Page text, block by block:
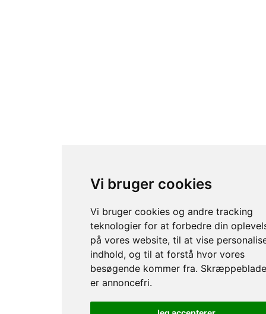
Vi bruger cookies
Vi bruger cookies og andre tracking
teknologier for at forbedre din
på vores website, til at vise
indhold, og til at forstå hvor vores
besøgende kommer fra.
er annoncefri.